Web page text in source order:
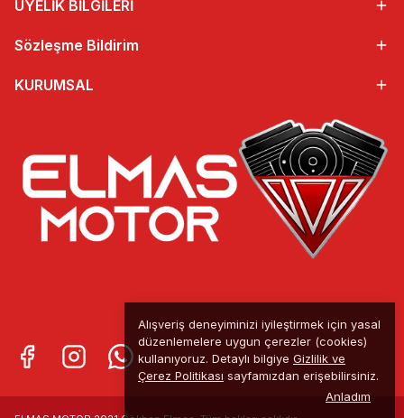
Alışveriş deneyiminizi iyileştirmek için yasal
düzenlemelere uygun çerezler (cookies)
kullanıyoruz. Detaylı bilgiye Gizlilik ve
Çerez Politikası sayfamızdan erişebilirsiniz.
Anladım
ÜYELİK BİLGİLERİ
Sözleşme Bildirim
KURUMSAL